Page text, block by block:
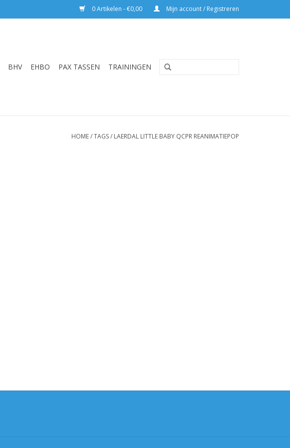
0 Artikelen - €0,00 Mijn account / Registreren
BHV EHBO PAX TASSEN TRAININGEN
HOME/TAGS/ LAERDAL LITTLE BABY QCPR REANIMATIEPOP